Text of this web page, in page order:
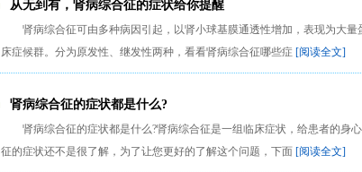
从无到有，肾病综合征的症状给你提醒
肾病综合征可由多种病因引起，以肾小球基膜通透性增加，表现为大
床症候群。分为原发性、继发性两种，看看肾病综合征哪些症 [阅读全文]
肾病综合征的症状都是什么?
肾病综合征的症状都是什么?肾病综合征是一组临床症状，给患者的身
征的症状还不是很了解，为了让您更好的了解这个问题，下面 [阅读全文]